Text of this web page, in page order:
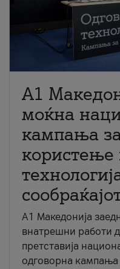
A1
моќна
кампања
користење
A1 Македонија
внатрешни работи
претставија
одговорна